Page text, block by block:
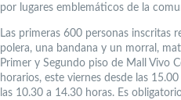
por lugares emblemáticos de la
Las primeras 600 personas inscritas
polera, una bandana y un morral,
Primer y Segundo piso de Mall Vivo
horarios, este viernes desde las
las 10.30 a 14.30 horas. Es